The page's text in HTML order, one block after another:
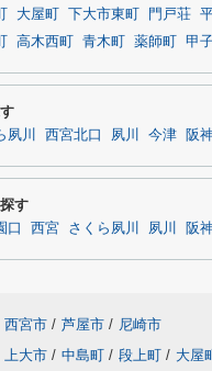
大屋町 下大市東町 門戸荘
高木西町 青木町 薬師町 甲
夙川 西宮北口 夙川 今津 阪
す
口 西宮 さくら夙川 夙川 阪
西宮市 / 芦屋市 / 尼崎市
上大市 / 中島町 / 段上町 / 大屋